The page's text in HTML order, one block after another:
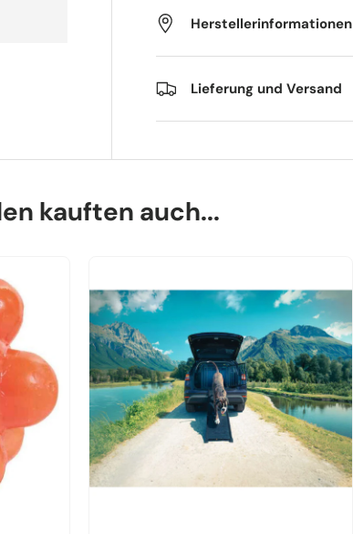
Herstellerinformationen
Lieferung und Versand
kauften auch...